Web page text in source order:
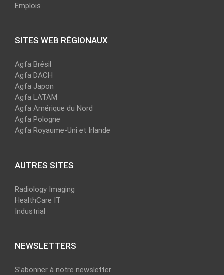
Emplois
SITES WEB RÉGIONAUX
Agfa Brésil
Agfa DACH
Agfa Japon
Agfa LATAM
Agfa Amérique du Nord
Agfa Pologne
Agfa Royaume-Uni et Irlande
AUTRES SITES
Radiology Imaging
HealthCare IT
Industrial
NEWSLETTERS
S’abonner à notre newsletter